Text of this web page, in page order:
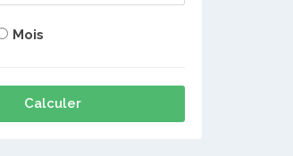
Mois
Calculer